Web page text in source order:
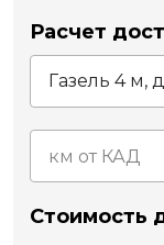
Расчет
Стоимость